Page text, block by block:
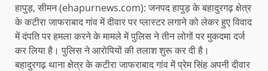
हापुड़, सीमन (ehapurnews.com): जनपद हापुड़ के बहादुरगढ़ क्षेत्र
के कटीरा जाफराबाद गांव में दीवार पर प्लास्टर लगाने को लेकर हुए विवाद
में दंपति पर हमला करने के मामले में पुलिस ने तीन लोगों पर मुकदमा दर्ज
कर लिया है। पुलिस ने आरोपियों की तलाश शुरू कर दी है।
बहादुरगढ़ थाना क्षेत्र के कटीरा जाफराबाद गांव में प्रेम सिंह अपनी दीवार